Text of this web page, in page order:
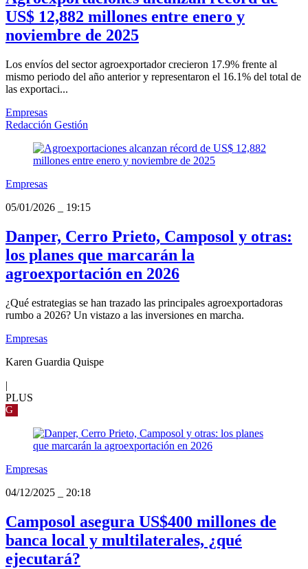
US$ 12,882 millones entre enero y
noviembre de 2025
Los envíos del sector agroexportador crecieron 17.9% frente al
mismo periodo del año anterior y representaron el 16.1% del total de
las exportaci...
Empresas
Redacción Gestión
Empresas
05/01/2026
19:15
Danper, Cerro Prieto, Camposol y otras:
los planes que marcarán la
agroexportación en 2026
¿Qué estrategias se han trazado las principales agroexportadoras
rumbo a 2026? Un vistazo a las inversiones en marcha.
Empresas
Karen Guardia Quispe
|
PLUS
G
Empresas
04/12/2025
20:18
Camposol asegura US$400 millones de
banca local y multilaterales, ¿qué
ejecutará?